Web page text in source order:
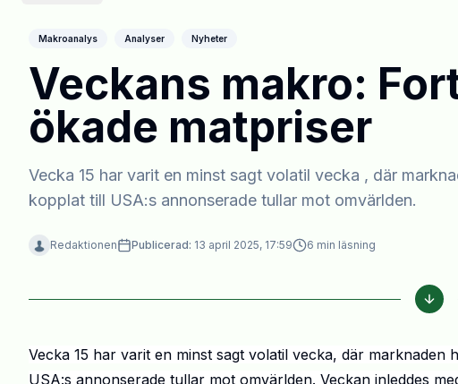
Makroanalys Analyser Nyheter
Veckans makro:
ökade matpriser
Vecka 15 har varit en minst sagt volatil vecka , där
kopplat till USA:s annonserade tullar mot omvärlden.
Redaktionen Publicerad: 13 april 2025, 17:59 6 min läsning
Vecka 15 har varit en minst sagt volatil vecka, där marknaden
USA:s annonserade tullar mot omvärlden. Veckan inleddes